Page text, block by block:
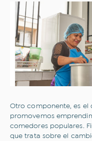
Otro componente, es el
promovemos
comedores populares.
que trata sobre el
Sostenibilidad
Comercios
Hospitales